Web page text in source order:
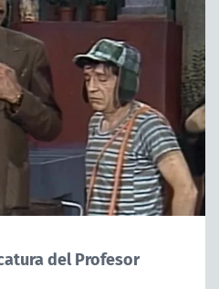
del Profesor